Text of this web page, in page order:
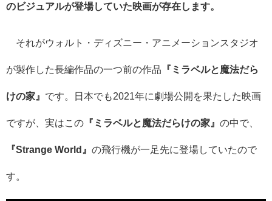
のビジュアルが登場していた映画が存在します。
それがウォルト・ディズニー・アニメーションスタジオ
が製作した長編作品の一つ前の作品 『ミラベルと魔法だら
けの家』 です。日本でも2021年に劇場公開を果たした映画
ですが、実はこの 『ミラベルと魔法だらけの家』 の中で、
『Strange World』 の飛行機が一足先に登場していたので
す。